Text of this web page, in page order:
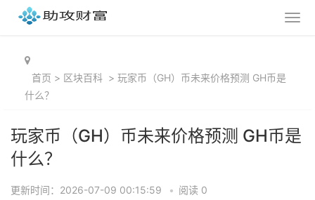
首页 > 区块百科 > 玩家币（GH）币未来价格预测 GH币是
什么？
玩家币（GH）币未来价格预测 GH币是
什么？
更新时间：2026-07-09 00:15:59 • 阅读 0